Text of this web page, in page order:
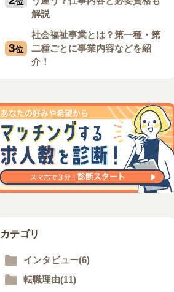
解説
3位
社会福祉事業とは？第一種・第
二種ごとに事業内容などを紹
介！
カテゴリ
インタビュー(6)
転職理由(11)